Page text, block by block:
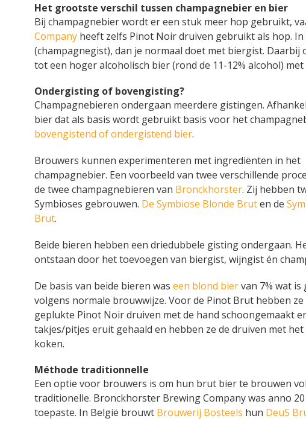
Het grootste verschil tussen champagnebier en bier
Bij champagnebier wordt er een stuk meer hop gebruikt,
Company heeft zelfs Pinot Noir druiven gebruikt als hop.
(champagnegist), dan je normaal doet met biergist.
tot een hoger alcoholisch bier (rond de 11-12% alcohol)
Ondergisting of bovengisting?
Champagnebieren ondergaan meerdere gistingen.
bier dat als basis wordt gebruikt basis voor het
bovengistend of ondergistend bier.
Brouwers kunnen experimenteren met ingrediënten in het
champagnebier. Een voorbeeld van twee verschillende
de twee champagnebieren van Bronckhorster. Zij hebben
Symbioses gebrouwen. De Symbiose Blonde Bruten de
Brut.
Beide bieren hebben een driedubbele gisting ondergaan.
ontstaan door het toevoegen van biergist, wijngist én
De basis van beide bieren was een blond biervan 7% wat
volgens normale brouwwijze. Voor de Pinot Brut hebben ze
geplukte Pinot Noir druiven met de hand schoongemaakt
takjes/pitjes eruit gehaald en hebben ze de druiven met
koken.
Méthode traditionnelle
Een optie voor brouwers is om hun brut bier te brouwen
traditionelle. Bronckhorster Brewing Company was anno
toepaste. In België brouwt Brouwerij Bosteels hun DeuS